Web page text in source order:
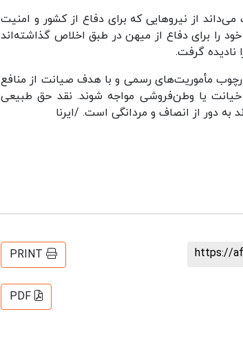
از نیروهایی که برای دفاع از کشور و امنیت
را برای دفاع از میهن در طبق اخلاص گذاشته‌اند
نادیده گرفت.
مأموریت‌های رسمی و با هدف صیانت از منافع
یا وطن‌فروشی مواجه شوند. نقد حق طبیعی
به دور از انصاف و مردانگی است. /ایرنا
https://
PRINT
PDF